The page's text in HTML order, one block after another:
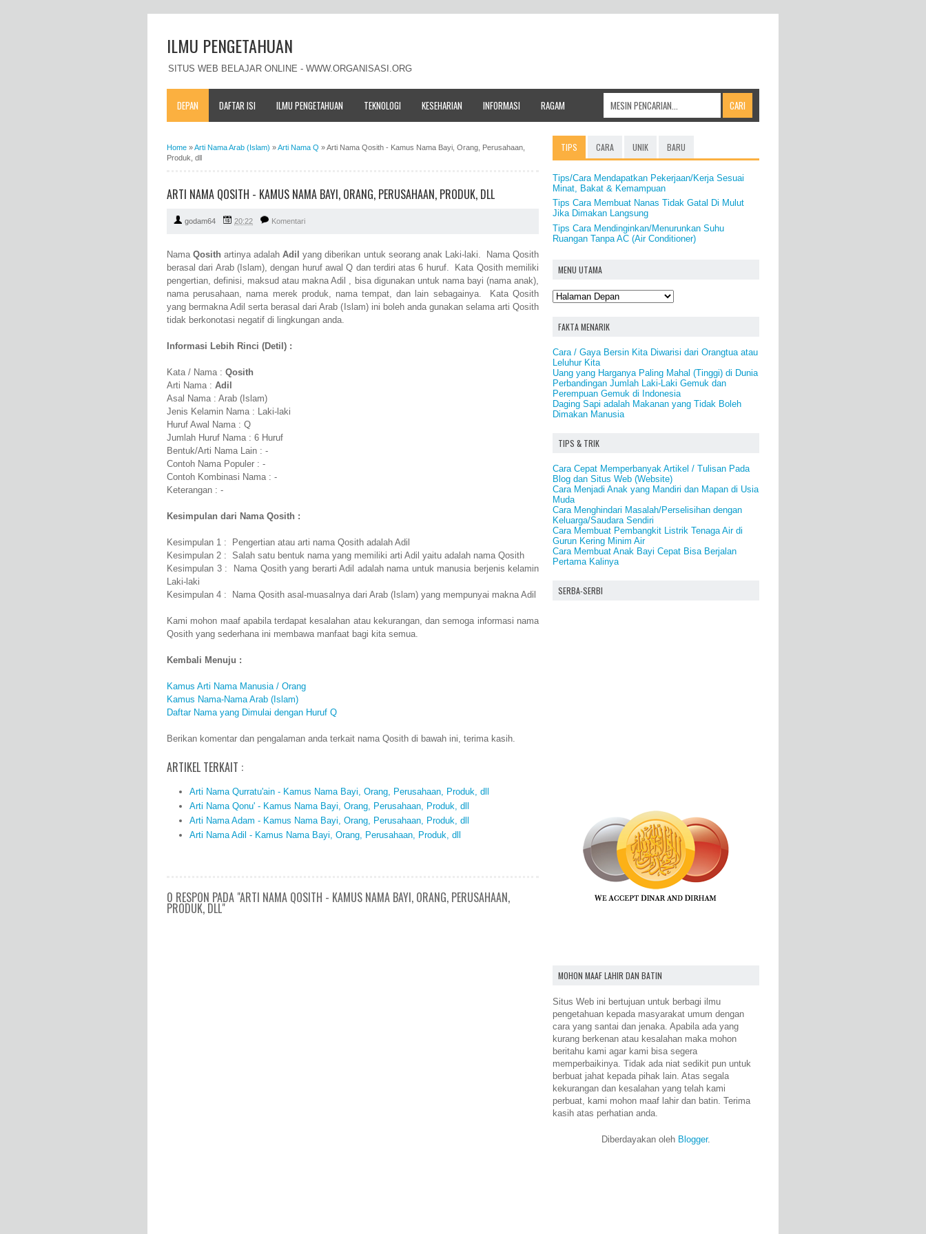
ILMU PENGETAHUAN
SITUS WEB BELAJAR ONLINE - WWW.ORGANISASI.ORG
DEPAN DAFTAR ISI ILMU PENGETAHUAN TEKNOLOGI KESEHARIAN INFORMASI RAGAM
Home »Arti Nama Arab (Islam) »Arti Nama Q »Arti Nama Qosith - Kamus Nama Bayi, Orang, Perusahaan,
Produk, dll
ARTI NAMA QOSITH - KAMUS NAMA BAYI, ORANG, PERUSAHAAN, PRODUK, DLL
godam64 20:22 Komentari
NamaQosith artinya adalahAdilyang diberikan untuk seorang anak Laki-laki. Nama Qosith
berasal dari Arab (Islam), dengan huruf awal Q dan terdiri atas 6 huruf. Kata Qosith memiliki
pengertian, definisi, maksud atau makna Adil , bisa digunakan untuk nama bayi (nama anak),
nama perusahaan, nama merek produk, nama tempat, dan lain sebagainya. Kata Qosith
yang bermakna Adil serta berasal dari Arab (Islam) ini boleh anda gunakan selama arti Qosith
tidak berkonotasi negatif di lingkungan anda.
Informasi Lebih Rinci (Detil) :
Kata / Nama : Qosith
Arti Nama : Adil
Asal Nama : Arab (Islam)
Jenis Kelamin Nama : Laki-laki
Huruf Awal Nama : Q
Jumlah Huruf Nama : 6 Huruf
Bentuk/Arti Nama Lain : -
Contoh Nama Populer : -
Contoh Kombinasi Nama : -
Keterangan : -
Kesimpulan dari Nama Qosith :
Kesimpulan 1 : Pengertian atau arti nama Qosith adalah Adil
Kesimpulan 2 : Salah satu bentuk nama yang memiliki arti Adil yaitu adalah nama Qosith
Kesimpulan 3 : Nama Qosith yang berarti Adil adalah nama untuk manusia berjenis kelamin
Laki-laki
Kesimpulan 4 : Nama Qosith asal-muasalnya dari Arab (Islam) yang mempunyai makna Adil
Kami mohon maaf apabila terdapat kesalahan atau kekurangan, dan semoga informasi nama
Qosith yang sederhana ini membawa manfaat bagi kita semua.
Kembali Menuju :
Kamus Arti Nama Manusia / Orang
Kamus Nama-Nama Arab (Islam)
Daftar Nama yang Dimulai dengan Huruf Q
Berikan komentar dan pengalaman anda terkait nama Qosith di bawah ini, terima kasih.
ARTIKEL TERKAIT :
Arti Nama Qurratu'ain - Kamus Nama Bayi, Orang, Perusahaan, Produk, dll
Arti Nama Qonu' - Kamus Nama Bayi, Orang, Perusahaan, Produk, dll
Arti Nama Adam - Kamus Nama Bayi, Orang, Perusahaan, Produk, dll
Arti Nama Adil - Kamus Nama Bayi, Orang, Perusahaan, Produk, dll
0 RESPON PADA "ARTI NAMA QOSITH - KAMUS NAMA BAYI, ORANG, PERUSAHAAN,
PRODUK, DLL"
TIPS CARA UNIK BARU
Tips/Cara Mendapatkan Pekerjaan/Kerja Sesuai
Minat, Bakat & Kemampuan
Tips Cara Membuat Nanas Tidak Gatal Di Mulut
Jika Dimakan Langsung
Tips Cara Mendinginkan/Menurunkan Suhu
Ruangan Tanpa AC (Air Conditioner)
MENU UTAMA
FAKTA MENARIK
Cara / Gaya Bersin Kita Diwarisi dari Orangtua atau
Leluhur Kita
Uang yang Harganya Paling Mahal (Tinggi) di Dunia
Perbandingan Jumlah Laki-Laki Gemuk dan
Perempuan Gemuk di Indonesia
Daging Sapi adalah Makanan yang Tidak Boleh
Dimakan Manusia
TIPS & TRIK
Cara Cepat Memperbanyak Artikel / Tulisan Pada
Blog dan Situs Web (Website)
Cara Menjadi Anak yang Mandiri dan Mapan di Usia
Muda
Cara Menghindari Masalah/Perselisihan dengan
Keluarga/Saudara Sendiri
Cara Membuat Pembangkit Listrik Tenaga Air di
Gurun Kering Minim Air
Cara Membuat Anak Bayi Cepat Bisa Berjalan
Pertama Kalinya
SERBA-SERBI
MOHON MAAF LAHIR DAN BATIN
Situs Web ini bertujuan untuk berbagi ilmu
pengetahuan kepada masyarakat umum dengan
cara yang santai dan jenaka. Apabila ada yang
kurang berkenan atau kesalahan maka mohon
beritahu kami agar kami bisa segera
memperbaikinya. Tidak ada niat sedikit pun untuk
berbuat jahat kepada pihak lain. Atas segala
kekurangan dan kesalahan yang telah kami
perbuat, kami mohon maaf lahir dan batin. Terima
kasih atas perhatian anda.
Diberdayakan oleh Blogger.